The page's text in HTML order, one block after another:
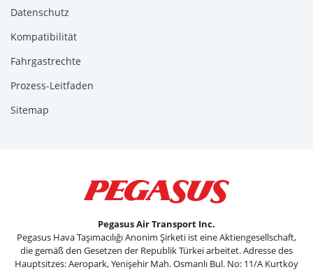
Datenschutz
Kompatibilität
Fahrgastrechte
Prozess-Leitfaden
Sitemap
Pegasus Air Transport Inc.
Pegasus Hava Taşımacılığı Anonim Şirketi ist eine Aktiengesellschaft,
die gemäß den Gesetzen der Republik Türkei arbeitet. Adresse des
Hauptsitzes: Aeropark, Yenişehir Mah. Osmanlı Bul. No: 11/A Kurtköy